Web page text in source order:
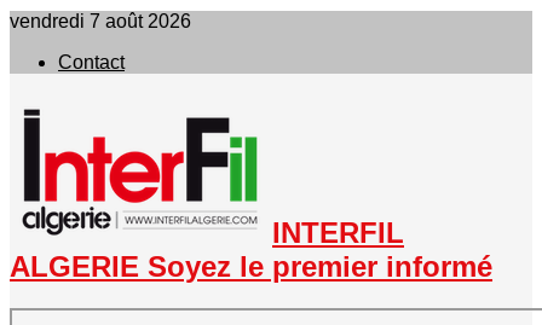
vendredi 7 août 2026
Contact
INTERFIL
ALGERIE Soyez le premier informé